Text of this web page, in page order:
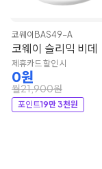
코웨이 BAS49-A
코웨이 슬리믹 비데
제휴카드 할인 시
0원
월21,900원
포인트19만 3천원